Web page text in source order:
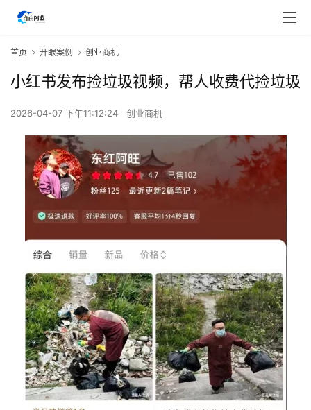
首页 开眼案例 创业商机
小红书发布捡垃圾视频，帮人收费代捡垃圾
2026-04-07 下午11:12:24 创业商机